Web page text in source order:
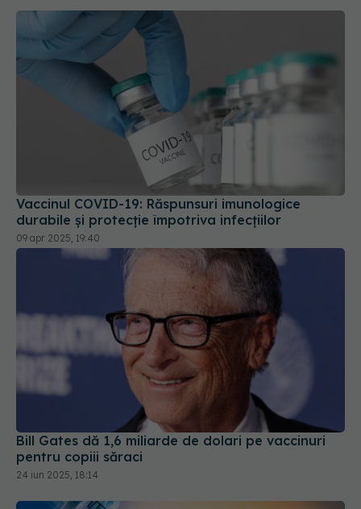
Vaccinul COVID-19: Răspunsuri imunologice
durabile și protecție împotriva infecțiilor
Bill Gates dă 1,6 miliarde de dolari pe vaccinuri
pentru copiii săraci